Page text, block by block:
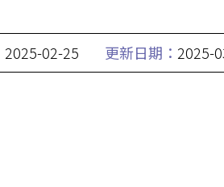
2025-02-25 更新日期： 2025-